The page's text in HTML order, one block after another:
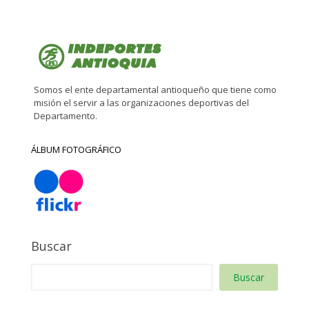
Somos el ente departamental antioqueño que tiene como
misión el servir a las organizaciones deportivas del
Departamento.
ÁLBUM FOTOGRÁFICO
Buscar
Buscar